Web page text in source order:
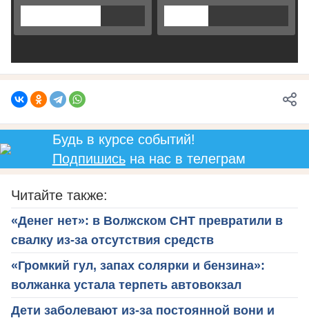
Будь в курсе событий!
Подпишисьна нас в телеграм
Читайте также:
«Денег нет»: в Волжском СНТ превратили в
свалку из-за отсутствия средств
«Громкий гул, запах солярки и бензина»:
волжанка устала терпеть автовокзал
Дети заболевают из-за постоянной вони и